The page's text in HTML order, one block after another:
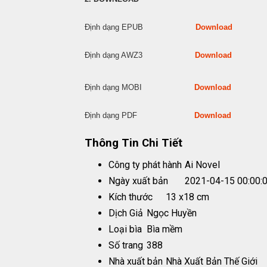
Định dạng EPUB Download
Định dạng AWZ3 Download
Định dạng MOBI Download
Định dạng PDF Download
Thông Tin Chi Tiết
Công ty phát hành Ai Novel
Ngày xuất bản
2021-04-15
Kích thước
13 x18 cm
Dịch Giả Ngọc Huyền
Loại bìa Bìa mềm
Số trang 388
Nhà xuất bản Nhà Xuất Bản Thế Giới